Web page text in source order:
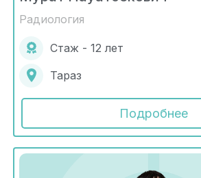
Радиология
Стаж - 12 лет
Тараз
Подробнее